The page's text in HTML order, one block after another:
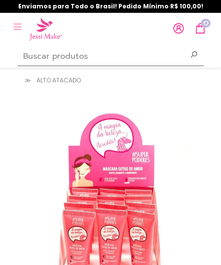
Enviamos para Todo o Brasil! Pedido Mínimo R$ 100,00!
0
ALTO ATACADO